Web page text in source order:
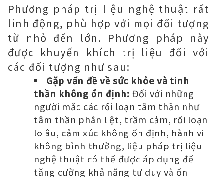
Phương pháp trị liệu nghệ thuật rất
linh động, phù hợp với mọi đối tượng
từ nhỏ đến lớn. Phương pháp này
được khuyến khích trị liệu đối với
các đối tượng như sau:
Gặp vấn đề về sức khỏe và tinh
thần không ổn định: Đối với những
người mắc các rối loạn tâm thần như
tâm thần phân liệt, trầm cảm, rối loạn
lo âu, cảm xúc không ổn định, hành vi
không bình thường, liệu pháp trị liệu
nghệ thuật có thể được áp dụng để
tăng cường khả năng tư duy và ổn